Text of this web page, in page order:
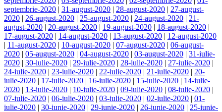
septembrie-2020 | 31-august-2020 | 28-august-2020 | 27-august-
2020 | 26-august-2020 | 25-august-2020 | 24-august-2020 | 21-
august-2020 | 20-august-2020 | 19-august-2020 | 18-august-2020 |
17-august-2020 | 14-august-2020 | 13-august-2020 | 12-august-2020
| 11-august-2020 | 10-august-2020 | 07-august-2020 | 06-august-
2020 | 05-august-2020 | 04-august-2020 | 03-august-2020 | 31-iulie-
2020 | 30-iulie-2020 | 29-iulie-2020 | 28-iulie-2020 | 27-iulie-2020 |
24-iulie-2020 | 23-iulie-2020 | 22-iulie-2020 | 21-iulie-2020 | 20-
iulie-2020 | 17-iulie-2020 | 16-iulie-2020 | 15-iulie-2020 | 14-iulie-
2020 | 13-iulie-2020 | 10-iulie-2020 | 09-iulie-2020 | 08-iulie-2020 |
07-iulie-2020 | 06-iulie-2020 | 03-iulie-2020 | 02-iulie-2020 | 01-
iulie-2020 | 30-iunie-2020 | 29-iunie-2020 | 26-iunie-2020 | 25-iunie-